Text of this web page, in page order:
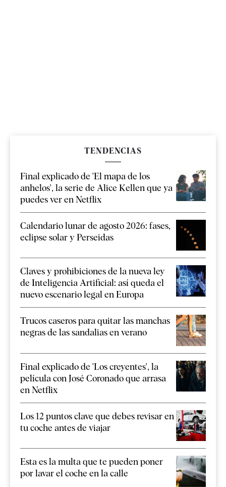
TENDENCIAS
Final explicado de 'El mapa de los
anhelos', la serie de Alice Kellen que ya
puedes ver en Netflix
Calendario lunar de agosto 2026: fases,
eclipse solar y Perseidas
Claves y prohibiciones de la nueva ley
de Inteligencia Artificial: así queda el
nuevo escenario legal en Europa
Trucos caseros para quitar las manchas
negras de las sandalias en verano
Final explicado de 'Los creyentes', la
película con José Coronado que arrasa
en Netflix
Los 12 puntos clave que debes revisar en
tu coche antes de viajar
Esta es la multa que te pueden poner
por lavar el coche en la calle